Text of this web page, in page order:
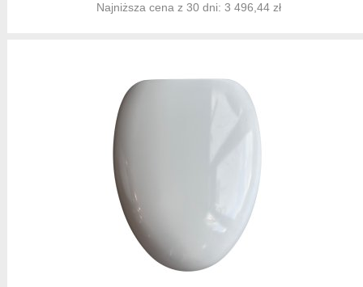
Najniższa cena z 30 dni: 3 496,44 zł